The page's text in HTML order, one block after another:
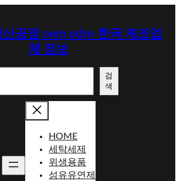
공장 oem odm-한국 제조업
체 정보
검
색
HOME
세탁세제
위생용품
섬유유연제